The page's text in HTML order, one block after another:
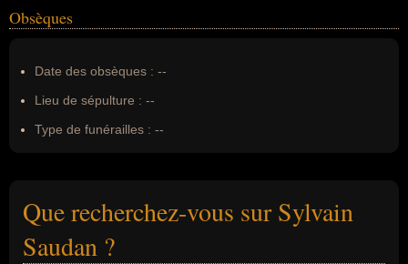
Obsèques
Date des obsèques : --
Lieu de sépulture : --
Type de funérailles : --
Que recherchez-vous sur Sylvain
Saudan ?